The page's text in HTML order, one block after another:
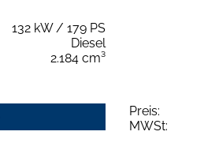
132 kW / 179 PS
Diesel
2.184 cm³
Preis:
MWSt: